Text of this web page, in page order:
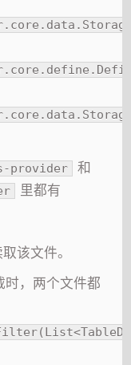
provider 和
里都有
该文件。
时，两个文件都